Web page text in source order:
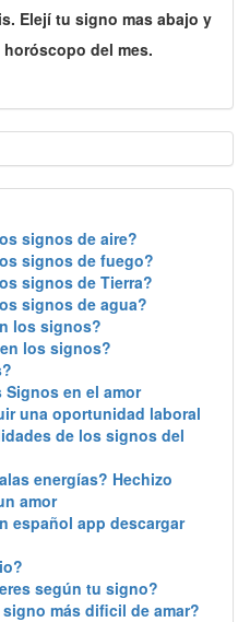
Elejí tu signo mas abajo y
del mes.
signos de aire?
signos de fuego?
signos de Tierra?
signos de agua?
los signos?
los signos?
en el amor
una oportunidad laboral
de los signos del
energías? Hechizo
amor
español app descargar
según tu signo?
más dificil de amar?